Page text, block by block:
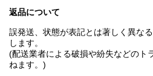
返品について
誤発送、状態が表記とは著しく異な
します。
(配送業者による破損や紛失などのト
ねます。)